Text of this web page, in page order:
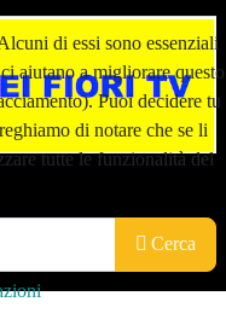
Cerca
di essi sono essenziali
aiutano a migliorare questo
Puoi decidere tu
di notare che se li
tutte le funzionalità del